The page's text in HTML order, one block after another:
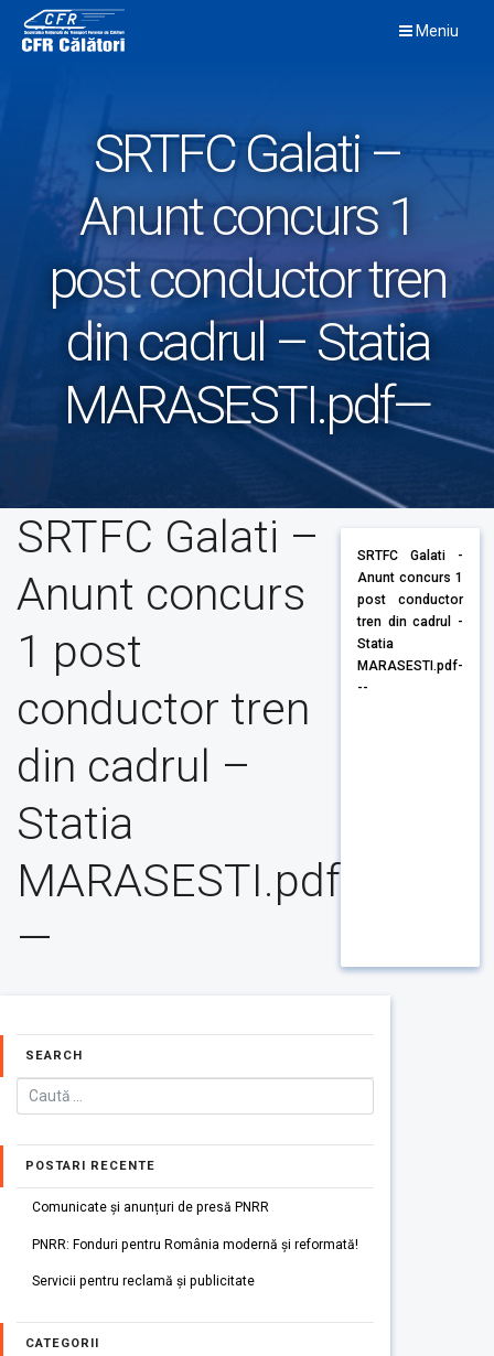
content
Meniu
SRTFC Galati –
Anunt concurs 1
post conductor tren
din cadrul – Statia
MARASESTI.pdf—
SRTFC Galati –
Anunt concurs
1 post
conductor tren
din cadrul –
Statia
MARASESTI.pdf
—
SRTFC Galati -
Anunt concurs 1
post conductor
tren din cadrul -
Statia
MARASESTI.pdf-
--
SEARCH
POSTARI RECENTE
Comunicate și anunțuri de presă PNRR
PNRR: Fonduri pentru România modernă și reformată!
Servicii pentru reclamă și publicitate
CATEGORII